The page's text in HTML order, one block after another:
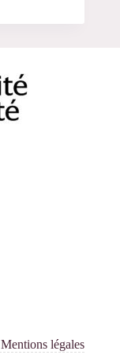
Mentions légales